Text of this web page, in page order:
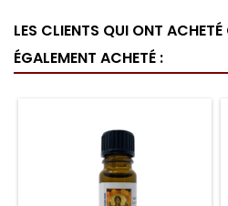
LES CLIENTS QUI ONT
ÉGALEMENT ACHETÉ :